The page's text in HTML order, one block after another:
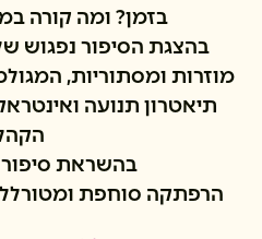
בזמן? ומה קורה
בהצגת הסיפור נפגוש
מוזרות ומסתוריות,
תיאטרון תנועה
בהשראת
הרפתקה סוחפת